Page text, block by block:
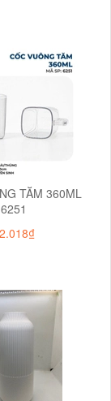
TĂM 360ML
6251